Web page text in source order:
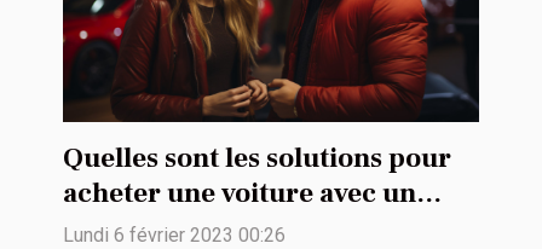
Quelles sont les solutions pour
acheter une voiture avec un
petit budget ?
Lundi 6 février 2023 00:26